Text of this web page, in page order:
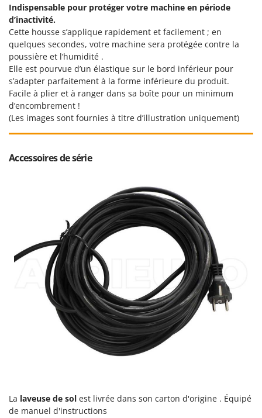
Schnitzer
Seven Italy
Shark
Silky
Simatech
Sirman
Skil
Smartwood
Snapper
Spice Electronics
Spiralmac
Spring Protezione
Spyro
Stanley
Stiga
Stocker
Sunseeker
Telwin
Indispensable pour protéger votre machine en période
d’inactivité.
Cette housse s’applique rapidement et facilement ; en
quelques secondes, votre machine sera protégée contre la
poussière et l’humidité .
Elle est pourvue d’un élastique sur le bord inférieur pour
s’adapter parfaitement à la forme inférieure du produit.
Facile à plier et à ranger dans sa boîte pour un minimum
d’encombrement !
(Les images sont fournies à titre d’illustration uniquement)
Accessoires de série
La laveuse de sol est livrée dans son carton d'origine . Équipé
de manuel d'instructions